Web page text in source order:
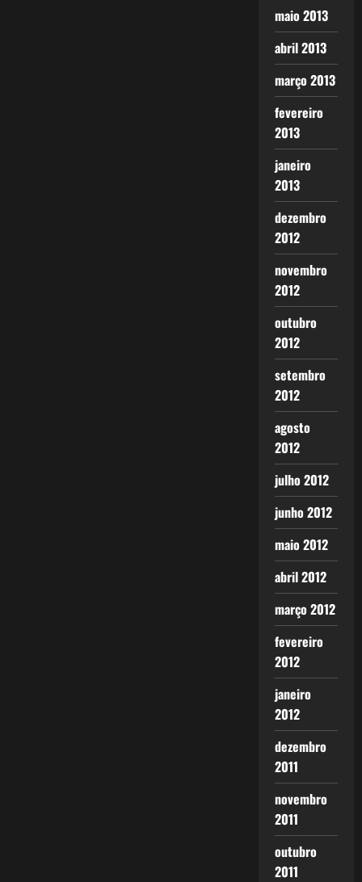
maio 2013
abril 2013
março 2013
fevereiro
2013
janeiro
2013
dezembro
2012
novembro
2012
outubro
2012
setembro
2012
agosto
2012
julho 2012
junho 2012
maio 2012
abril 2012
março 2012
fevereiro
2012
janeiro
2012
dezembro
2011
novembro
2011
outubro
2011